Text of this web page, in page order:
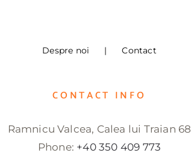
Despre noi Contact
CONTACT INFO
Ramnicu Valcea, Calea lui Traian 68
Phone: +40 350 409 773